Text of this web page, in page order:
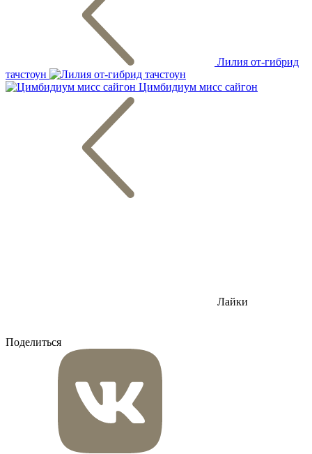
Лилия от-гибрид
тачстоун
Цимбидиум мисс сайгон
Лайки
Поделиться